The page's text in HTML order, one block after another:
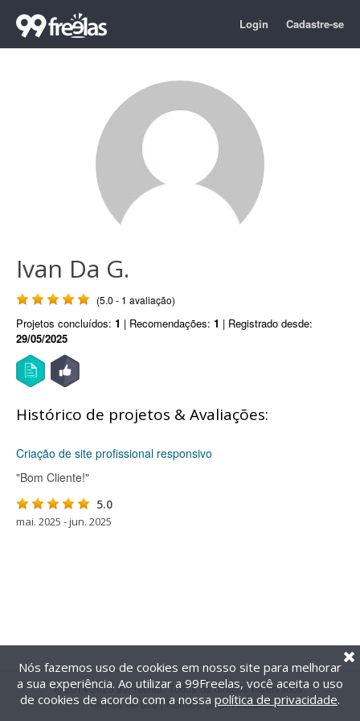
Login Cadastre-se
Ivan Da G.
(5.0 - 1 avaliação)
Projetos concluídos: 1 | Recomendações: 1 | Registrado desde:
29/05/2025
Histórico de projetos & Avaliações:
Criação de site profissional responsivo
"Bom Cliente!"
5.0
mai. 2025 - jun. 2025
@2014-2026 99Freelas. Todos os direitos reservados.
Termos de uso| Política de privacidade
Nós fazemos uso de cookies em nosso site para melhorar
a sua experiência. Ao utilizar a 99Freelas, você aceita o uso
de cookies de acordo com a nossa política de privacidade.